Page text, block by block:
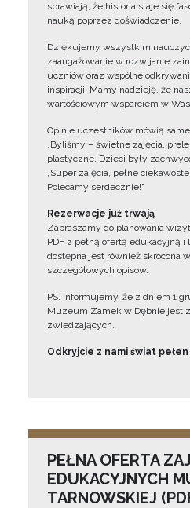
sprawiają, że historia staje się
nauką poprzez doświadczenie.
Dziękujemy wszystkim
zaangażowanie w rozwijanie
uczniów oraz wspólne
inspiracji. Mamy nadzieję, że
wartościowym wsparciem w
Opinie uczestników mówią
„Byliśmy – świetne zajęcia,
plastyczne. Dzieci były
„Super zajęcia, pełne
Polecamy serdecznie!”
Rezerwacje już trwają
Zapraszamy do planowania
PDF z pełną ofertą edukacyjną
dostępna jest również skrócona
szczegółowych opisów.
PS. Informujemy, że z dniem 1
Muzeum Zamek w Dębnie jest
zwiedzających.
Odkryjcie z nami świat
PEŁNA OFERTA
EDUKACYJNYCH
TARNOWSKIEJ